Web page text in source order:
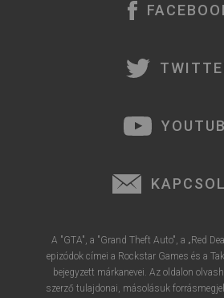
A "GTA", a "Grand Theft Auto", a „Red
epizódok címei a Rockstar Games és a
bejegyzett márkanevei. Az oldalon
szerző tulajdonai, másolásuk